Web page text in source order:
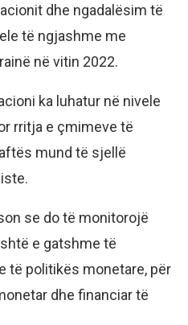
dhe ngadalësim të
të ngjashme me
në vitin 2022.
ka luhatur në nivele
rritja e çmimeve të
mund të sjellë
se do të monitorojë
e gatshme të
të politikës monetare, për
dhe financiar të